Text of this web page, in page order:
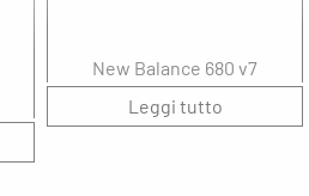
New Balance 680 v7
Leggi tutto